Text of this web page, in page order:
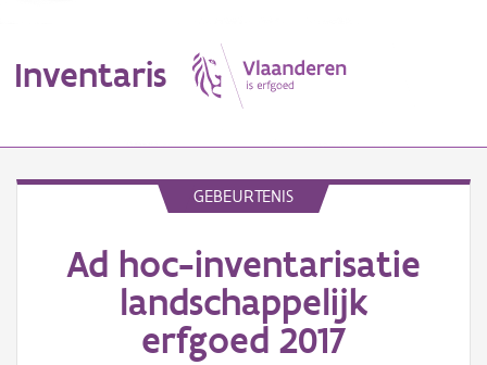
Inventaris
Erfgoedobject
Aanduidingsobject
GEBEURTENIS
Ad hoc-inventarisatie
landschappelijk
erfgoed 2017